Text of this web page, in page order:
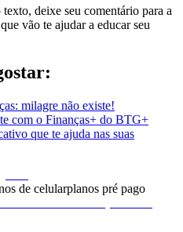
deixe seu comentário para a
vão te ajudar a educar seu
milagre não existe!
com o Finanças+ do BTG+
que te ajuda nas suas
de celularplanos pré pago